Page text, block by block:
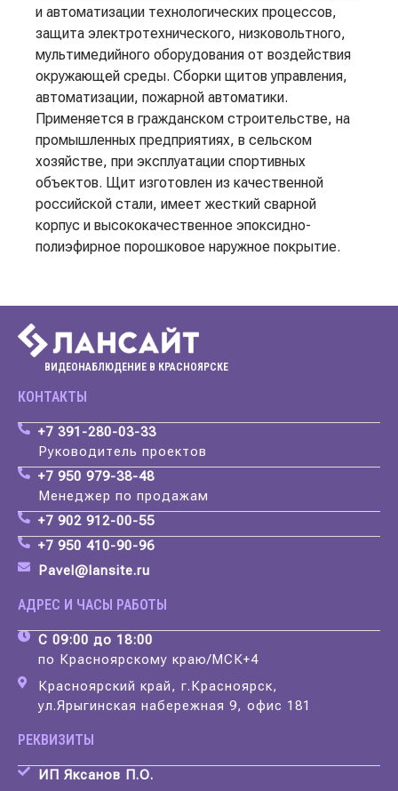
и автоматизации технологических процессов,
защита электротехнического, низковольтного,
мультимедийного оборудования от воздействия
окружающей среды. Сборки щитов управления,
автоматизации, пожарной автоматики.
Применяется в гражданском строительстве, на
промышленных предприятиях, в сельском
хозяйстве, при эксплуатации спортивных
объектов. Щит изготовлен из качественной
российской стали, имеет жесткий сварной
корпус и высококачественное эпоксидно-
полиэфирное порошковое наружное покрытие.
ВИДЕОНАБЛЮДЕНИЕ В КРАСНОЯРСКЕ
КОНТАКТЫ
+7 391-280-03-33
Руководитель проектов
+7 950 979-38-48
Менеджер по продажам
+7 902 912-00-55
+7 950 410-90-96
Pavel@lansite.ru
АДРЕС И ЧАСЫ РАБОТЫ
С 09:00 до 18:00
по Красноярскому краю/МСК+4
Красноярский край, г.Красноярск,
ул.Ярыгинская набережная 9, офис 181
РЕКВИЗИТЫ
ИП Яксанов П.О.